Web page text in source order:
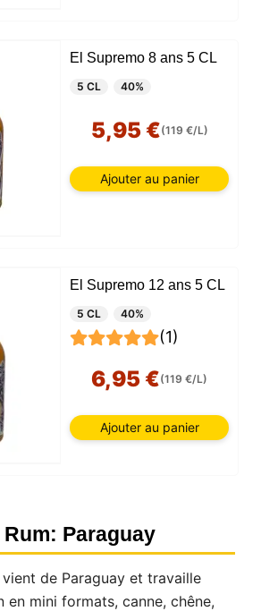
El Supremo 8 ans 5 CL
5 CL 40%
5,95 €(119 €/L)
Ajouter au panier
El Supremo 12 ans 5 CL
5 CL 40%
(1)
6,95 €(119 €/L)
Ajouter au panier
Paraguay
vient de Paraguay et travaille
en mini formats, canne, chêne,